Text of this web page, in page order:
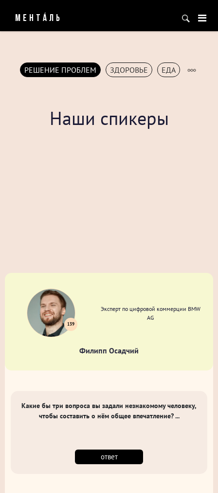
МЕНТÁЛЬ
РЕШЕНИЕ ПРОБЛЕМ ЗДОРОВЬЕ ЕДА
Наши спикеры
139
Эксперт по цифровой коммерции BMW
AG
Филипп Осадчий
Какие бы три вопроса вы задали незнакомому человеку,
чтобы составить о нём общее впечатление? ...
ответ